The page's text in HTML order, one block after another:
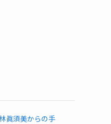
眞須美からの手